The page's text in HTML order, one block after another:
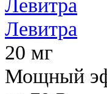
Левитра
20 мг
Мощный